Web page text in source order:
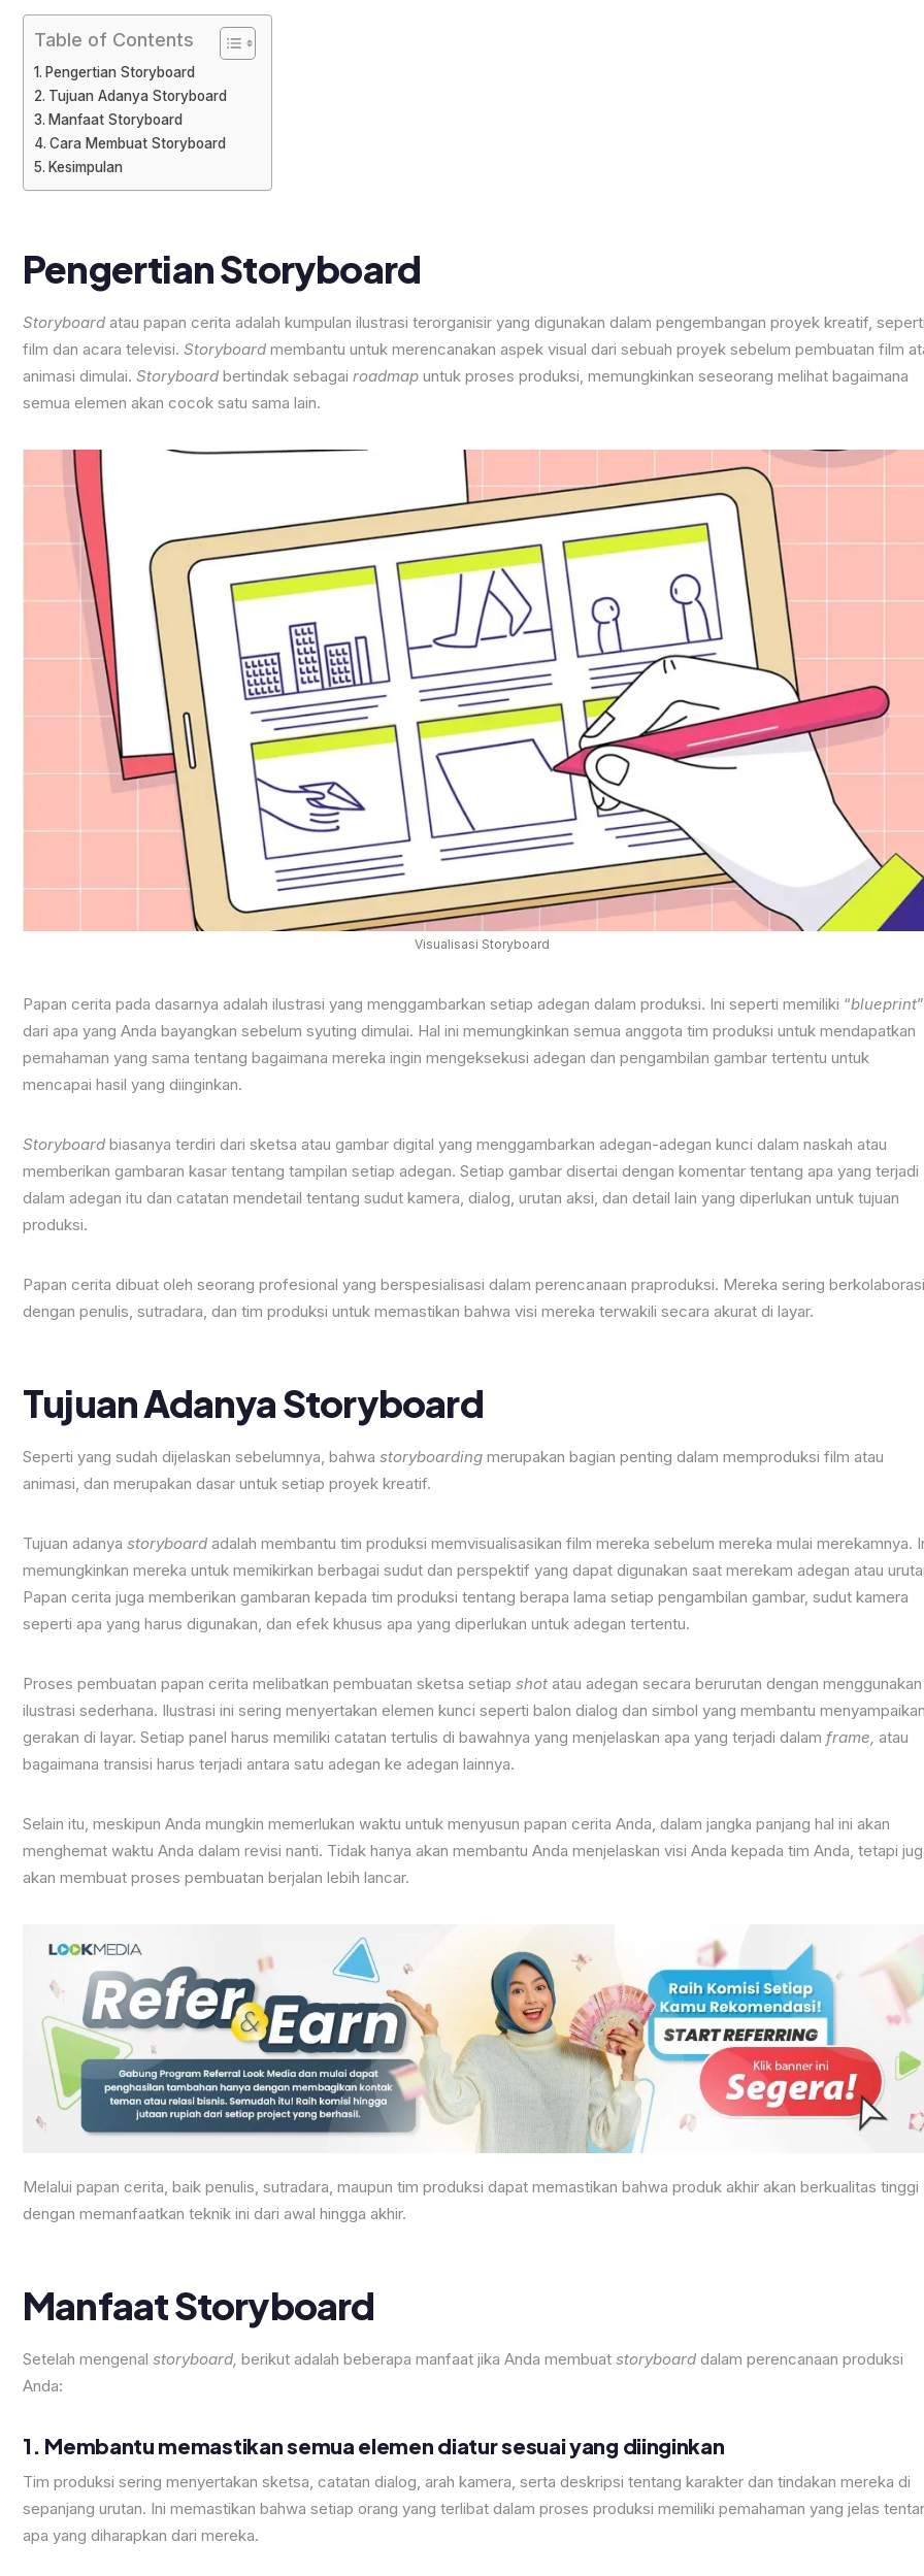
Table of Contents
Pengertian Storyboard
Tujuan Adanya Storyboard
Manfaat Storyboard
Cara Membuat Storyboard
Kesimpulan
Pengertian Storyboard
Storyboard atau papan cerita adalah kumpulan ilustrasi terorganisir yang digunakan dalam pengembangan proyek kreatif,
film dan acara televisi. Storyboard membantu untuk merencanakan aspek visual dari sebuah proyek sebelum pembuatan film
animasi dimulai. Storyboard bertindak sebagai roadmap untuk proses produksi, memungkinkan seseorang melihat bagaimana
semua elemen akan cocok satu sama lain.
Visualisasi Storyboard
Papan cerita pada dasarnya adalah ilustrasi yang menggambarkan setiap adegan dalam produksi. Ini seperti memiliki “blueprint”
dari apa yang Anda bayangkan sebelum syuting dimulai. Hal ini memungkinkan semua anggota tim produksi untuk mendapatkan
pemahaman yang sama tentang bagaimana mereka ingin mengeksekusi adegan dan pengambilan gambar tertentu untuk
mencapai hasil yang diinginkan.
Storyboard biasanya terdiri dari sketsa atau gambar digital yang menggambarkan adegan-adegan kunci dalam naskah atau
memberikan gambaran kasar tentang tampilan setiap adegan. Setiap gambar disertai dengan komentar tentang apa yang terjadi
dalam adegan itu dan catatan mendetail tentang sudut kamera, dialog, urutan aksi, dan detail lain yang diperlukan untuk tujuan
produksi.
Papan cerita dibuat oleh seorang profesional yang berspesialisasi dalam perencanaan praproduksi. Mereka sering berkolaborasi
dengan penulis, sutradara, dan tim produksi untuk memastikan bahwa visi mereka terwakili secara akurat di layar.
Tujuan Adanya Storyboard
Seperti yang sudah dijelaskan sebelumnya, bahwa storyboarding merupakan bagian penting dalam memproduksi film atau
animasi, dan merupakan dasar untuk setiap proyek kreatif.
Tujuan adanya storyboard adalah membantu tim produksi memvisualisasikan film mereka sebelum mereka mulai merekamnya.
memungkinkan mereka untuk memikirkan berbagai sudut dan perspektif yang dapat digunakan saat merekam adegan atau
Papan cerita juga memberikan gambaran kepada tim produksi tentang berapa lama setiap pengambilan gambar, sudut kamera
seperti apa yang harus digunakan, dan efek khusus apa yang diperlukan untuk adegan tertentu.
Proses pembuatan papan cerita melibatkan pembuatan sketsa setiap shot atau adegan secara berurutan dengan menggunakan
ilustrasi sederhana. Ilustrasi ini sering menyertakan elemen kunci seperti balon dialog dan simbol yang membantu
gerakan di layar. Setiap panel harus memiliki catatan tertulis di bawahnya yang menjelaskan apa yang terjadi dalam frame, atau
bagaimana transisi harus terjadi antara satu adegan ke adegan lainnya.
Selain itu, meskipun Anda mungkin memerlukan waktu untuk menyusun papan cerita Anda, dalam jangka panjang hal ini akan
menghemat waktu Anda dalam revisi nanti. Tidak hanya akan membantu Anda menjelaskan visi Anda kepada tim Anda, tetapi
akan membuat proses pembuatan berjalan lebih lancar.
Melalui papan cerita, baik penulis, sutradara, maupun tim produksi dapat memastikan bahwa produk akhir akan berkualitas tinggi
dengan memanfaatkan teknik ini dari awal hingga akhir.
Manfaat Storyboard
Setelah mengenal storyboard, berikut adalah beberapa manfaat jika Anda membuat storyboard dalam perencanaan produksi
Anda:
1. Membantu memastikan semua elemen diatur sesuai yang diinginkan
Tim produksi sering menyertakan sketsa, catatan dialog, arah kamera, serta deskripsi tentang karakter dan tindakan mereka di
sepanjang urutan. Ini memastikan bahwa setiap orang yang terlibat dalam proses produksi memiliki pemahaman yang jelas
apa yang diharapkan dari mereka.